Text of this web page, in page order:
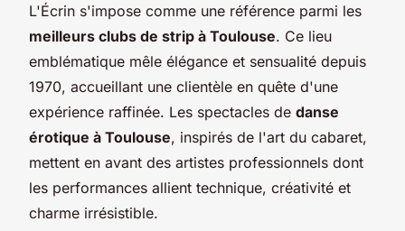
L'Écrin s'impose comme une référence parmi les
meilleurs clubs de strip à Toulouse. Ce lieu
emblématique mêle élégance et sensualité depuis
1970, accueillant une clientèle en quête d'une
expérience raffinée. Les spectacles de danse
érotique à Toulouse, inspirés de l'art du cabaret,
mettent en avant des artistes professionnels dont
les performances allient technique, créativité et
charme irrésistible.